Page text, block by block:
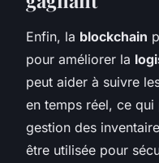
Enfin, la blockchain
pour améliorer la
peut aider à suivre
en temps réel, ce
gestion des
être utilisée pour